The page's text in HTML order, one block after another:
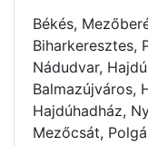
Békés,
Biharkeresztes,
Nádudvar,
Balmazújváros,
Hajdúhadház,
Mezőcsát,